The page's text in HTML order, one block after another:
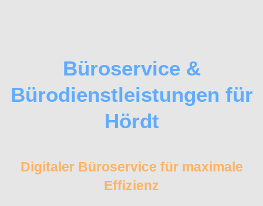
Büroservice &
Bürodienstleistungen für
Hördt
Digitaler Büroservice für maximale
Effizienz